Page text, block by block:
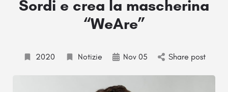
Sordi e crea la mascherina
“WeAre”
2020 Notizie Nov 05 Share post